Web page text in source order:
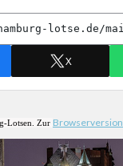
Lotsen. Zur Browserversion